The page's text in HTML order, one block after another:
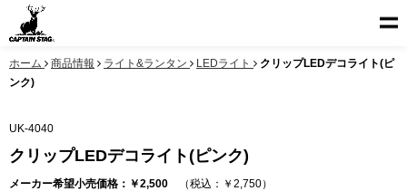
ホーム 商品情報 ライト&ランタン LEDライト
クリップLEDデコライト(ピ
ンク)
UK-4040
クリップLEDデコライト(ピンク)
メーカー希望小売価格：￥2,500 （税込：￥2,750）